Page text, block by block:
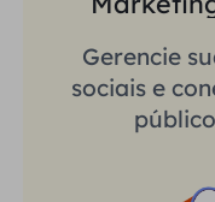
Gerencie
sociais e